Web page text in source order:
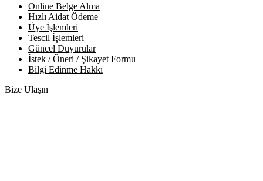
Online Belge Alma
Hızlı Aidat Ödeme
Üye İşlemleri
Tescil İşlemleri
Güncel Duyurular
İstek / Öneri / Şikayet Formu
Bilgi Edinme Hakkı
Bize Ulaşın